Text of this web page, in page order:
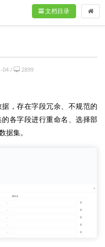
文档目录
04 / 2899
，存在字段冗余、不规范的
各字段进行重命名、选择部
据集。